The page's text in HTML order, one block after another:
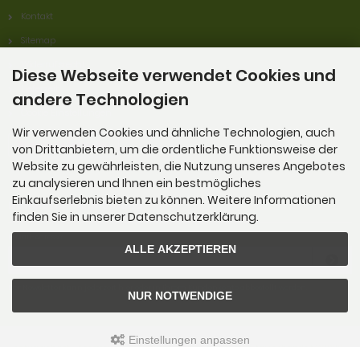
Kontakt
Sitemap
Widerrufsformular
Newsletter-Anmeldung
E-Mail-Adresse:
Diese Webseite verwendet Cookies und
andere Technologien
Wir verwenden Cookies und ähnliche Technologien, auch
von Drittanbietern, um die ordentliche Funktionsweise der
Website zu gewährleisten, die Nutzung unseres Angebotes
zu analysieren und Ihnen ein bestmögliches
Einkaufserlebnis bieten zu können. Weitere Informationen
finden Sie in unserer Datenschutzerklärung.
ALLE AKZEPTIEREN
NUR NOTWENDIGE
Einstellungen anpassen